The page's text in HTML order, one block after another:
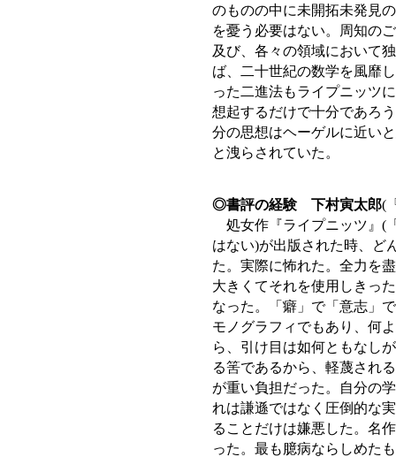
のものの中に未開拓未発見
を憂う必要はない。周知の
及び、各々の領域において
ば、二十世紀の数学を風靡
った二進法もライプニッツ
想起するだけで十分であろ
分の思想はヘーゲルに近い
と洩らされていた。
◎書評の経験 下村寅太郎(
処女作『ライプニッツ』(
はない)が出版された時、ど
た。実際に怖れた。全力を
大きくてそれを使用しきっ
なった。「癖」で「意志」
モノグラフィでもあり、何
ら、引け目は如何ともなし
る筈であるから、軽蔑され
が重い負担だった。自分の
れは謙遜ではなく圧倒的な
ることだけは嫌悪した。名
った。最も臆病ならしめた